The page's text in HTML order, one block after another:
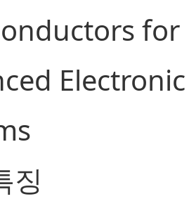
for
Electronic
징